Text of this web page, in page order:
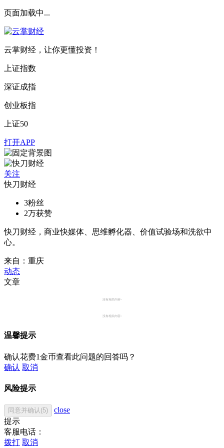
页面加载中...
云掌财经，让你更懂投资！
上证指数
深证成指
创业板指
上证50
打开APP
关注
快刀财经
3粉丝
2万获赞
快刀财经，商业快媒体、思维孵化器、价值试验场和洗欲中
心。
来自：重庆
动态
文章
没有相关内容~
没有相关内容~
温馨提示
确认花费1金币查看此问题的回答吗？
确认 取消
风险提示
同意并确认(5)
close
提示
客服电话：
拨打 取消